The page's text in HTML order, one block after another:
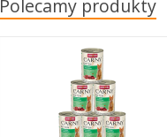
Polecamy produkty